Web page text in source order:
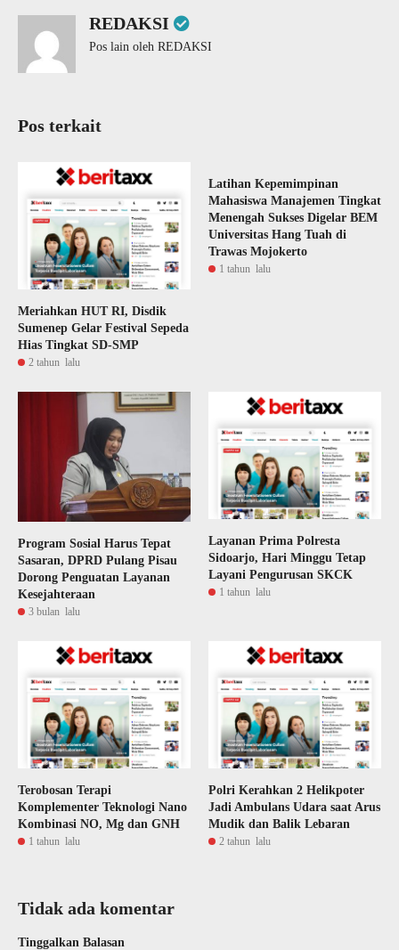
REDAKSI
Pos lain oleh REDAKSI
Pos terkait
Meriahkan HUT RI, Disdik
Sumenep Gelar Festival Sepeda
Hias Tingkat SD-SMP
2 tahun lalu
Latihan Kepemimpinan
Mahasiswa Manajemen Tingkat
Menengah Sukses Digelar BEM
Universitas Hang Tuah di
Trawas Mojokerto
1 tahun lalu
Program Sosial Harus Tepat
Sasaran, DPRD Pulang Pisau
Dorong Penguatan Layanan
Kesejahteraan
3 bulan lalu
Layanan Prima Polresta
Sidoarjo, Hari Minggu Tetap
Layani Pengurusan SKCK
1 tahun lalu
Terobosan Terapi
Komplementer Teknologi Nano
Kombinasi NO, Mg dan GNH
1 tahun lalu
Polri Kerahkan 2 Helikpoter
Jadi Ambulans Udara saat Arus
Mudik dan Balik Lebaran
2 tahun lalu
Tidak ada komentar
Tinggalkan Balasan